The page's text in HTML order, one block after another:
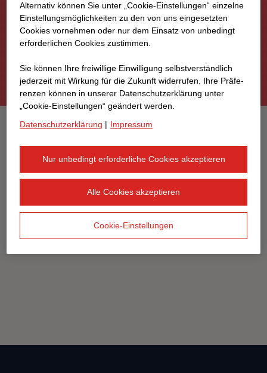
Zürich
Schweiz
Alternativ können Sie unter „Cookie-Einstellungen“ einzelne
Einstellungsmöglichkeiten zu den von uns eingesetzten
Cookies vornehmen oder nur dem Einsatz von unbedingt
erforderlichen Cookies zustimmen.
Sie können Ihre freiwillige Einwilligung selbstverständlich
jederzeit mit Wirkung für die Zukunft widerrufen. Ihre Prä­fe­
renzen können in unserer Datenschutzerklärung unter
„Cookie-Einstellungen“ geändert werden.
Datenschutzerklärung | Impressum
Nur unbedingt erforderliche Cookies akzeptieren
Alle Cookies akzeptieren
Cookie-Einstellungen